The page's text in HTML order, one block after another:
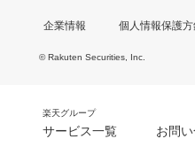
企業情報 個人情報保護
© Rakuten Securities, Inc.
楽天グループ
サービス一覧 お問